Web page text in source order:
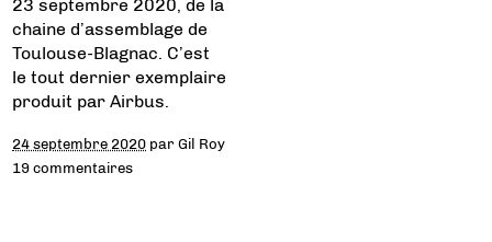
23 septembre 2020, de la
chaine d’assemblage de
Toulouse-Blagnac. C’est
le tout dernier exemplaire
produit par Airbus.
24 septembre 2020 parGil Roy
19 commentaires